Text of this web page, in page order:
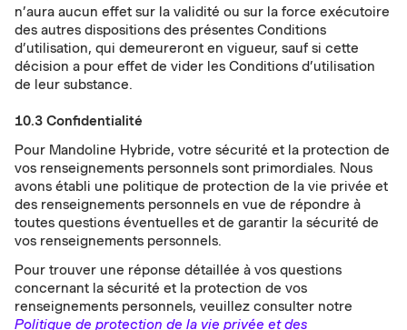
n’aura aucun effet sur la validité ou sur la force exécutoire
des autres dispositions des présentes Conditions
d’utilisation, qui demeureront en vigueur, sauf si cette
décision a pour effet de vider les Conditions d’utilisation
de leur substance.
10.3 Confidentialité
Pour Mandoline Hybride, votre sécurité et la protection de
vos renseignements personnels sont primordiales. Nous
avons établi une politique de protection de la vie privée et
des renseignements personnels en vue de répondre à
toutes questions éventuelles et de garantir la sécurité de
vos renseignements personnels.
Pour trouver une réponse détaillée à vos questions
concernant la sécurité et la protection de vos
renseignements personnels, veuillez consulter notre
Politique de protection de la vie privée et des